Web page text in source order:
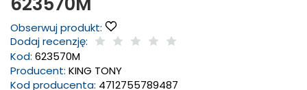
Obserwuj produkt:
Dodaj recenzję:
Kod: 623570M
Producent: KING TONY
Kod producenta: 4712755789487